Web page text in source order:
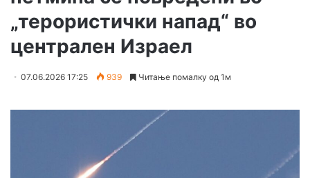
„терористички напад“ во
централен Израел
07.06.2026 17:25 939 Читање помалку од 1м